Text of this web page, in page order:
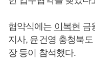
협약식에는 이복현 금
지사, 윤건영 충청북
장 등이 참석했다.